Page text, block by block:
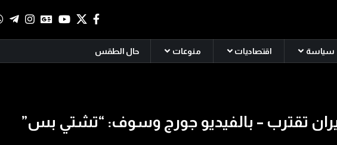
سياسة اقتصاديات منوعات حال الطقس
تقترب – بالفيديو جورج وسوف: “تشتي بس”